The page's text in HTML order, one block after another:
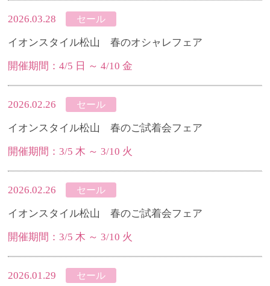
2026.03.28 セール
イオンスタイル松山 春のオシャレフェア
開催期間：4/5 日 ～ 4/10 金
2026.02.26 セール
イオンスタイル松山 春のご試着会フェア
開催期間：3/5 木 ～ 3/10 火
2026.02.26 セール
イオンスタイル松山 春のご試着会フェア
開催期間：3/5 木 ～ 3/10 火
2026.01.29 セール